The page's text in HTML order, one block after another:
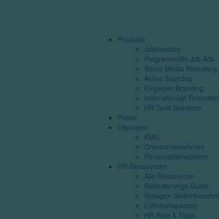
Produkte
Jobinserate
Programmatic Job Ads
Social Media Recruiting
Active Sourcing
Employer Branding
Internationale
HR Tech Solutions
Preise
Lösungen
KMU
Grossunternehmen
Personaldienstleister
HR-Ressourcen
Alle Ressourcen
Rekrutierungs-Guide
Vorlagen
Lohntransparenz
HR-Blog & Tipps